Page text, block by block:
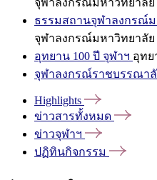
ธรรมสถานจุฬาลงกรณ์
จุฬาลงกรณ์มหาวิทยาลัย
อุทยาน 100 ปี จุฬาฯ อุทย
จุฬาลงกรณ์ราชบรรณา
Highlights
ข่าวสารทั้งหมด
ข่าวจุฬาฯ
ปฏิทินกิจกรรม